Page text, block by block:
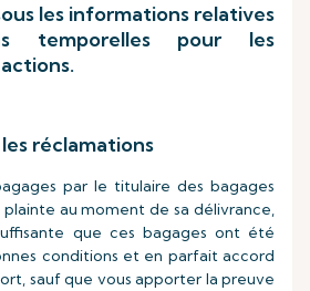
les informations relatives
temporelles pour les
réclamations
par le titulaire des bagages
plainte au moment de sa délivrance,
que ces bagages ont été
conditions et en parfait accord
sauf que vous apporter la preuve